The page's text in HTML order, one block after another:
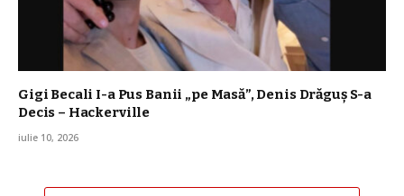
Gigi Becali I-a Pus Banii „pe Masă”, Denis Drăguș S-a
Decis – Hackerville
iulie 10, 2026